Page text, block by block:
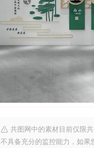
共图网中的素材目前仅限
不具备充分的监控能力，如果